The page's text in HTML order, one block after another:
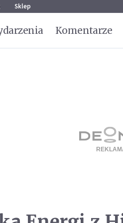
Sklep
Komentarze